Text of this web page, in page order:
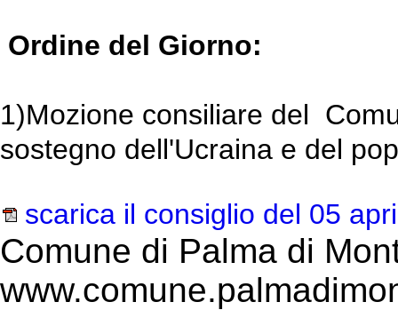
Ordine del Giorno:
1)Mozione consiliare del
sostegno dell'Ucraina e del
scarica il consiglio del 05
Comune di Palma di